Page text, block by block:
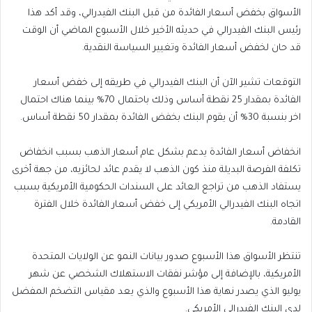
الأسواق بخفض أسعار الفائدة من قبل البنك الفيدرالي، وقد أكد هذا
رئيس البنك الفيدرالي في حديثه الأخير خلال الأسبوع الماضي أن الوقت
قد حان لخفض أسعار الفائدة وتغيير السياسة النقدية.
التوقعات تشير الآن أن البنك الفيدرالي في طريقه إلى خفض أسعار
الفائدة بمقدار 25 نقطة أساس وذلك باحتمال 70% بينما هناك احتمال
اخر بنسبة 30% أن يقوم البنك بخفض الفائدة بمقدار 50 نقطة أساس.
انخفاض أسعار الفائدة يدعم بشكل عام أسعار الذهب بسبب انخفاض
تكلفة الفرصة البديلة منذ كون الذهب لا يقدم عائد لحائزيه، من جهة أخرى
يستفاد الذهب من تراجع العائد على السندات الحكومية الأمريكية بسبب
اتجاه البنك الفيدرالي الأمريكي إلى خفض أسعار الفائدة خلال الفترة
القادمة.
تنتظر الأسواق هذا الأسبوع صدور بيانات النمو عن الولايات المتحدة
الأمريكية، بالإضافة إلى مؤشر نفقات الاستهلاك الشخصي عن شهر
يوليو الذي يصدر نهاية هذا الأسبوع والذي يعد مقياس التضخم المفضل
لدى البنك الفيدرالي الأمريكي.